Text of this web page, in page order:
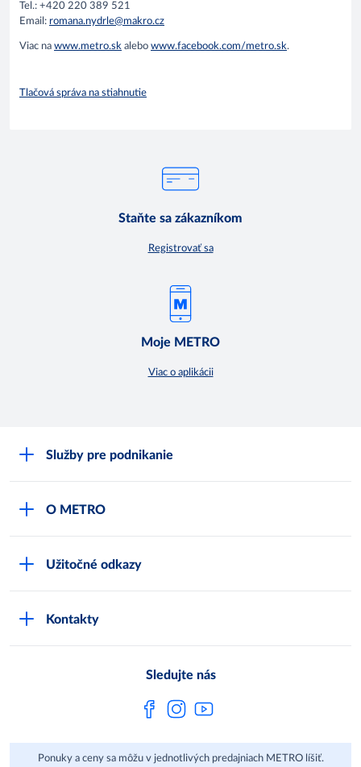
Tel.: +420 220 389 521
Email: romana.nydrle@makro.cz
Viac na www.metro.sk alebo www.facebook.com/metro.sk.
Tlačová správa na stiahnutie
Staňte sa zákazníkom
Registrovať sa
Moje METRO
Viac o aplikácii
Služby pre podnikanie
Track & trace
O METRO
Užitočné odkazy
Kontakty
Sledujte nás
Ponuky a ceny sa môžu v jednotlivých predajniach METRO líšiť.